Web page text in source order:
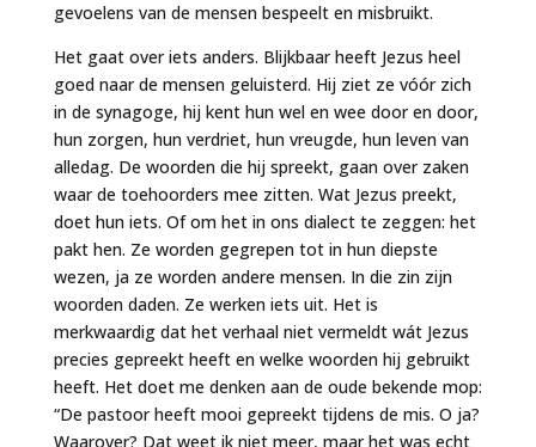
gevoelens van de mensen bespeelt en misbruikt.
Het gaat over iets anders. Blijkbaar heeft Jezus heel
goed naar de mensen geluisterd. Hij ziet ze vóór zich
in de synagoge, hij kent hun wel en wee door en door,
hun zorgen, hun verdriet, hun vreugde, hun leven van
alledag. De woorden die hij spreekt, gaan over zaken
waar de toehoorders mee zitten. Wat Jezus preekt,
doet hun iets. Of om het in ons dialect te zeggen: het
pakt hen. Ze worden gegrepen tot in hun diepste
wezen, ja ze worden andere mensen. In die zin zijn
woorden daden. Ze werken iets uit. Het is
merkwaardig dat het verhaal niet vermeldt wát Jezus
precies gepreekt heeft en welke woorden hij gebruikt
heeft. Het doet me denken aan de oude bekende mop:
“De pastoor heeft mooi gepreekt tijdens de mis. O ja?
Waarover? Dat weet ik niet meer, maar het was echt